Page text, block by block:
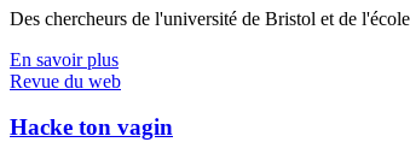
Des chercheurs de l'université de Bristol et de
En savoir plus
Revue du web
Hacke ton vagin